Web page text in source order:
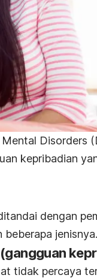
Disorders
kepribadian
dengan
beberapa jenisnya.
(gangguan
tidak percaya